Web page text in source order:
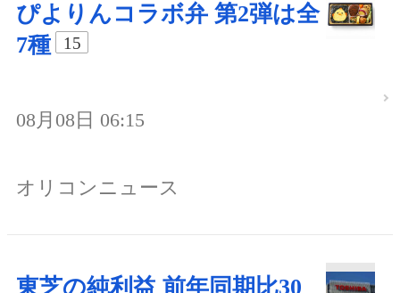
ぴよりんコラボ弁 第2弾は全
7種
15
08月08日 06:15
オリコンニュース
東芝の純利益 前年同期比30